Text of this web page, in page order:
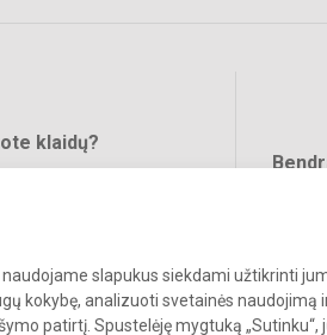
slapukus siekdami užtikrinti
kokybę, analizuoti svetainės naudojimą
patirtį. Spustelėję mygtuką „Sutinku“,
klaidų?